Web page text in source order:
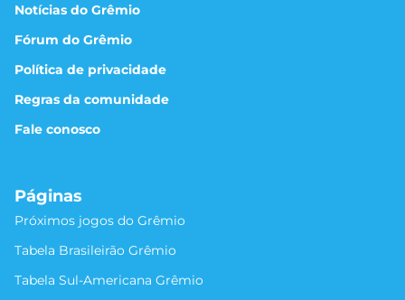
Notícias do Grêmio
Fórum do Grêmio
Política de privacidade
Regras da comunidade
Fale conosco
Páginas
Próximos jogos do Grêmio
Tabela Brasileirão Grêmio
Tabela Sul-Americana Grêmio